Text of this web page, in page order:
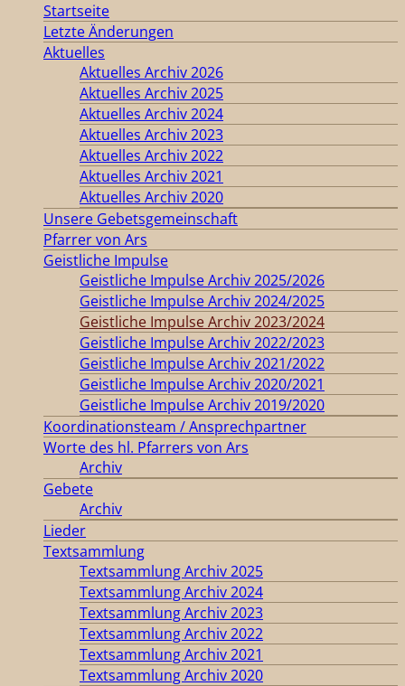
Startseite
Letzte Änderungen
Aktuelles
Aktuelles Archiv 2026
Aktuelles Archiv 2025
Aktuelles Archiv 2024
Aktuelles Archiv 2023
Aktuelles Archiv 2022
Aktuelles Archiv 2021
Aktuelles Archiv 2020
Unsere Gebetsgemeinschaft
Pfarrer von Ars
Geistliche Impulse
Geistliche Impulse Archiv 2025/2026
Geistliche Impulse Archiv 2024/2025
Geistliche Impulse Archiv 2023/2024
Geistliche Impulse Archiv 2022/2023
Geistliche Impulse Archiv 2021/2022
Geistliche Impulse Archiv 2020/2021
Geistliche Impulse Archiv 2019/2020
Koordinationsteam / Ansprechpartner
Worte des hl. Pfarrers von Ars
Archiv
Gebete
Archiv
Lieder
Textsammlung
Textsammlung Archiv 2025
Textsammlung Archiv 2024
Textsammlung Archiv 2023
Textsammlung Archiv 2022
Textsammlung Archiv 2021
Textsammlung Archiv 2020